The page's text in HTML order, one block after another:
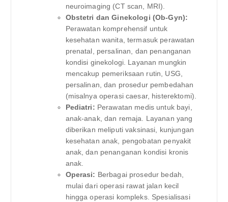
neuroimaging (CT scan, MRI).
Obstetri dan Ginekologi (Ob-Gyn):
Perawatan komprehensif untuk
kesehatan wanita, termasuk perawatan
prenatal, persalinan, dan penanganan
kondisi ginekologi. Layanan mungkin
mencakup pemeriksaan rutin, USG,
persalinan, dan prosedur pembedahan
(misalnya operasi caesar, histerektomi).
Pediatri: Perawatan medis untuk bayi,
anak-anak, dan remaja. Layanan yang
diberikan meliputi vaksinasi, kunjungan
kesehatan anak, pengobatan penyakit
anak, dan penanganan kondisi kronis
anak.
Operasi: Berbagai prosedur bedah,
mulai dari operasi rawat jalan kecil
hingga operasi kompleks. Spesialisasi